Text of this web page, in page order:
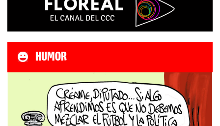
HUMOR